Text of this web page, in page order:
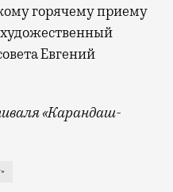
горячему приему
Евгений
«Карандаш-
Старица в